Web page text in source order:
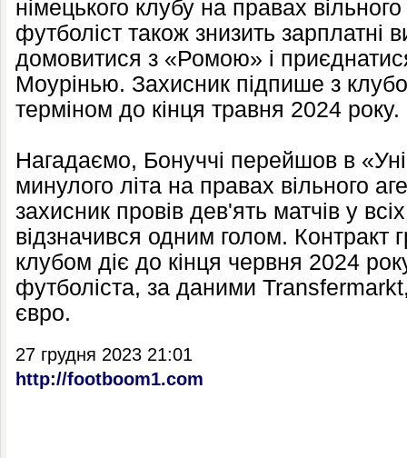
німецького клубу на правах
футболіст також знизить
домовитися з «Ромою» і
Моурінью. Захисник підпише з
терміном до кінця травня 2024 року.
Нагадаємо, Бонуччі перейшов в
минулого літа на правах вільного
захисник провів дев'ять матчів у
відзначився одним голом. Контракт
клубом діє до кінця червня 2024
футболіста, за даними
євро.
27 грудня 2023 21:01
http://footboom1.com